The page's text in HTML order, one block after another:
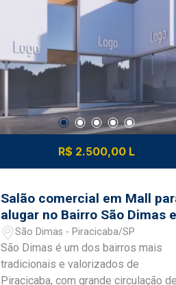
comerciais Fácil acesso às principais
vias da cidade Ideal para escritórios,
clínicas, lojas e prestadores de
serviços Excelente opção para
empresas que buscam praticidade,
visibilidade e conforto em uma das
regiões mais valorizadas de
Construa seu futuro com quem é
de desenvolvimento do mercado
imobiliário de Piracicaba. Agende sua
R$ 2.500,00 L
Salão comercial em Mall
alugar no Bairro São Dimas
Piracicaba
São Dimas - Piracicaba/SP
São Dimas é um dos bairros mais
tradicionais e valorizados de
Piracicaba, com grande circulação de